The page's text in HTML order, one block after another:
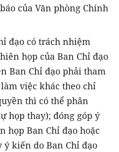
của Văn phòng Chính
đạo có trách nhiệm
họp của Ban Chỉ đạo
Ban Chỉ đạo phải tham
việc khác theo chỉ
thì có thể phân
họp thay); đóng góp ý
Ban Chỉ đạo hoặc
kiến do Ban Chỉ đạo